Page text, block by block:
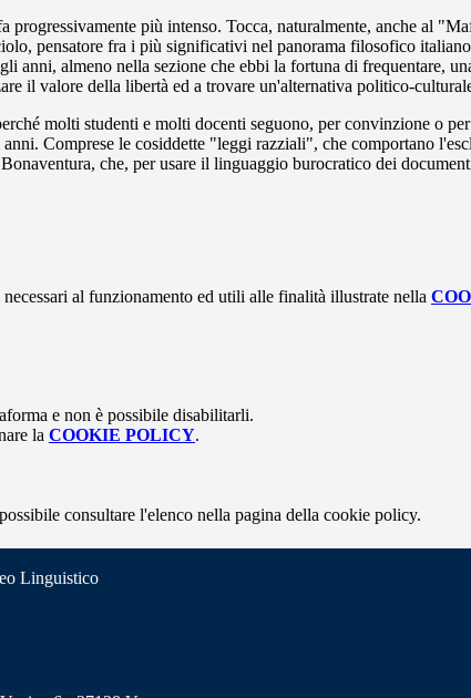
più intenso. Tocca, naturalmente, anche al
pensatore fra i più significativi nel panorama filosofico
almeno nella sezione che ebbi la fortuna di frequentare,
il valore della libertà ed a trovare un'alternativa politico-
molti studenti e molti docenti seguono, per convinzione o
Comprese le cosiddette "leggi razziali", che comportano
che, per usare il linguaggio burocratico dei
al funzionamento ed utili alle finalità illustrate nella
e non è possibile disabilitarli.
la COOKIE POLICY.
consultare l'elenco nella pagina della cookie policy.
Linguistico